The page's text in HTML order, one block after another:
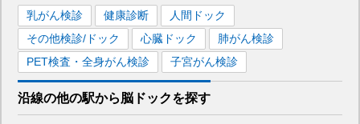
乳がん検診 健康診断
人間ドック
その他検診/ドック
心臓ドック
肺がん検診
PET検査・全身がん検診
子宮がん検診
沿線の他の駅から脳ドックを探す